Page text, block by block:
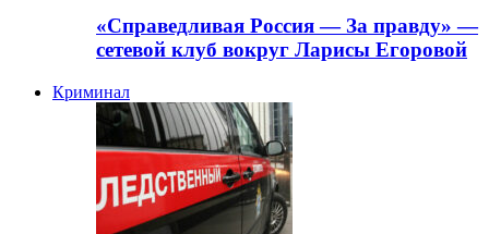
«Справедливая Россия — За правду» —
сетевой клуб вокруг Ларисы Егоровой
Криминал